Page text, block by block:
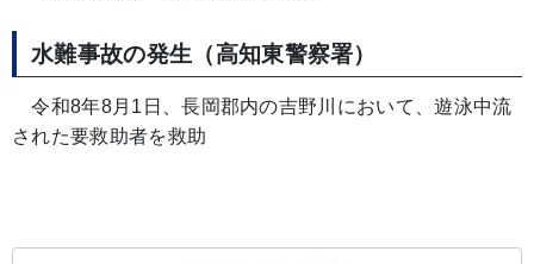
水難事故の発生（高知東警察署）
令和8年8月1日、長岡郡内の吉野川において、遊泳中流
された要救助者を救助